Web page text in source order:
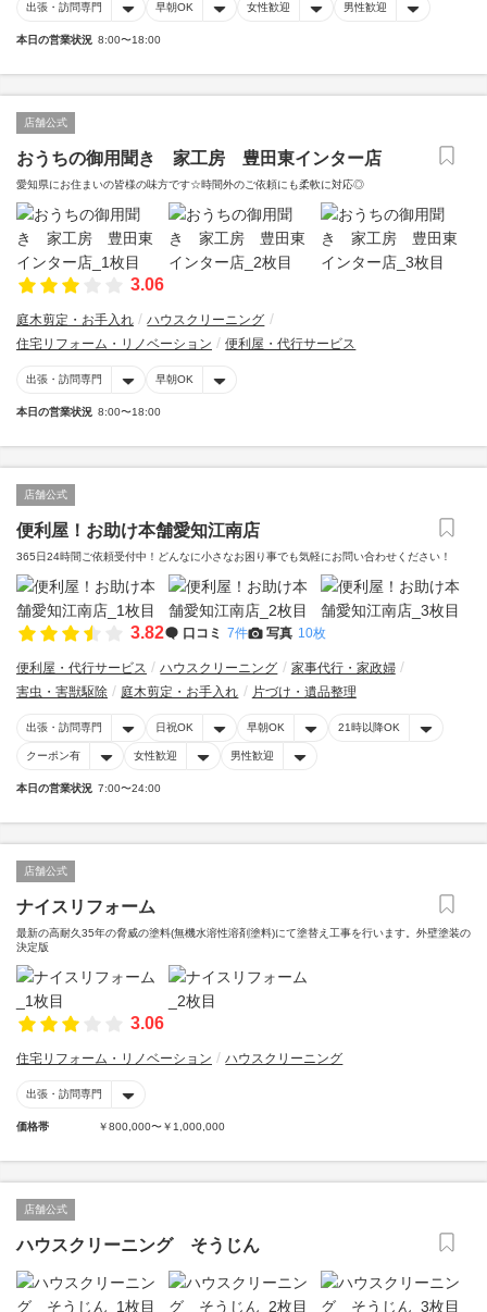
出張・訪問専門 早朝OK 女性歓迎 男性歓迎
本日の営業状況 8:00〜18:00
店舗公式
おうちの御用聞き 家工房 豊田東インター店
愛知県にお住まいの皆様の味方です☆時間外のご依頼にも柔軟に対応◎
3.06
庭木剪定・お手入れ
ハウスクリーニング
住宅リフォーム・リノベーション
便利屋・代行サービス
出張・訪問専門 早朝OK
本日の営業状況 8:00〜18:00
店舗公式
便利屋！お助け本舗愛知江南店
365日24時間ご依頼受付中！どんなに小さなお困り事でも気軽にお問い合わせください！
3.82 口コミ 7件 写真 10枚
便利屋・代行サービス ハウスクリーニング
家事代行・家政婦
害虫・害獣駆除
庭木剪定・お手入れ 片づけ・遺品整理
出張・訪問専門 日祝OK 早朝OK 21時以降OK
クーポン有 女性歓迎 男性歓迎
本日の営業状況 7:00〜24:00
店舗公式
ナイスリフォーム
最新の高耐久35年の脅威の塗料(無機水溶性溶剤塗料)にて塗替え工事を行います。外壁塗装の
決定版
3.06
住宅リフォーム・リノベーション ハウスクリーニング
出張・訪問専門
価格帯 ￥800,000〜￥1,000,000
店舗公式
ハウスクリーニング そうじん